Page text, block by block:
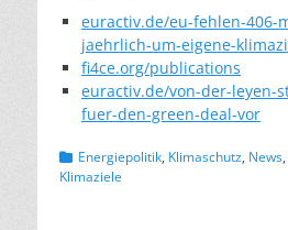
euractiv.de/eu-fehlen-406-
jaehrlich-um-eigene-
fi4ce.org/publications
euractiv.de/von-der-leyen-
fuer-den-green-deal-vor
Kategorien
Energiepolitik, Klimaschutz, News,
Klimaziele